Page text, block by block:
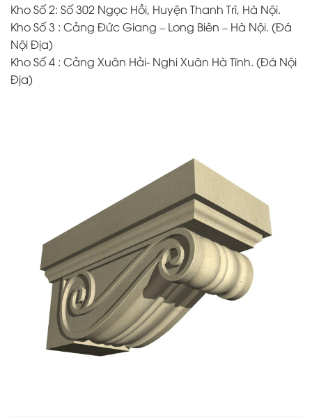
Kho Số 2: Số 302 Ngọc Hồi, Huyện Thanh Trì, Hà Nội.
Kho Số 3 : Cảng Đức Giang – Long Biên – Hà Nội. (Đá
Nội Địa)
Kho Số 4 : Cảng Xuân Hải- Nghi Xuân Hà Tĩnh. (Đá Nội
Địa)